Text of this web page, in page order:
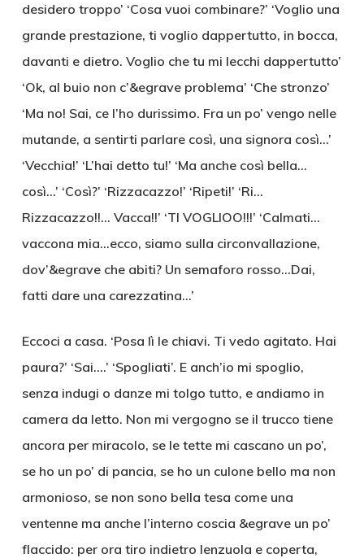
desidero troppo’ ‘Cosa vuoi combinare?’ ‘Voglio una
grande prestazione, ti voglio dappertutto, in bocca,
davanti e dietro. Voglio che tu mi lecchi dappertutto’
‘Ok, al buio non c’&egrave problema’ ‘Che stronzo’
‘Ma no! Sai, ce l’ho durissimo. Fra un po’ vengo nelle
mutande, a sentirti parlare così, una signora così…’
‘Vecchia!’ ‘L’hai detto tu!’ ‘Ma anche così bella…
così…’ ‘Così?’ ‘Rizzacazzo!’ ‘Ripeti!’ ‘Ri…
Rizzacazzo!!… Vacca!!’ ‘TI VOGLIOO!!!’ ‘Calmati…
vaccona mia…ecco, siamo sulla circonvallazione,
dov’&egrave che abiti? Un semaforo rosso…Dai,
fatti dare una carezzatina…’
Eccoci a casa. ‘Posa lì le chiavi. Ti vedo agitato. Hai
paura?’ ‘Sai….’ ‘Spogliati’. E anch’io mi spoglio,
senza indugi o danze mi tolgo tutto, e andiamo in
camera da letto. Non mi vergogno se il trucco tiene
ancora per miracolo, se le tette mi cascano un po’,
se ho un po’ di pancia, se ho un culone bello ma non
armonioso, se non sono bella tesa come una
ventenne ma anche l’interno coscia &egrave un po’
flaccido: per ora tiro indietro lenzuola e coperta,